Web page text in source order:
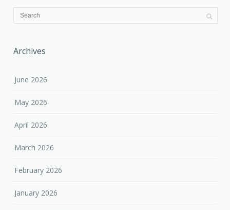
Archives
June 2026
May 2026
April 2026
March 2026
February 2026
January 2026